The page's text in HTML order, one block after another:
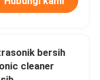
bersih
cleaner